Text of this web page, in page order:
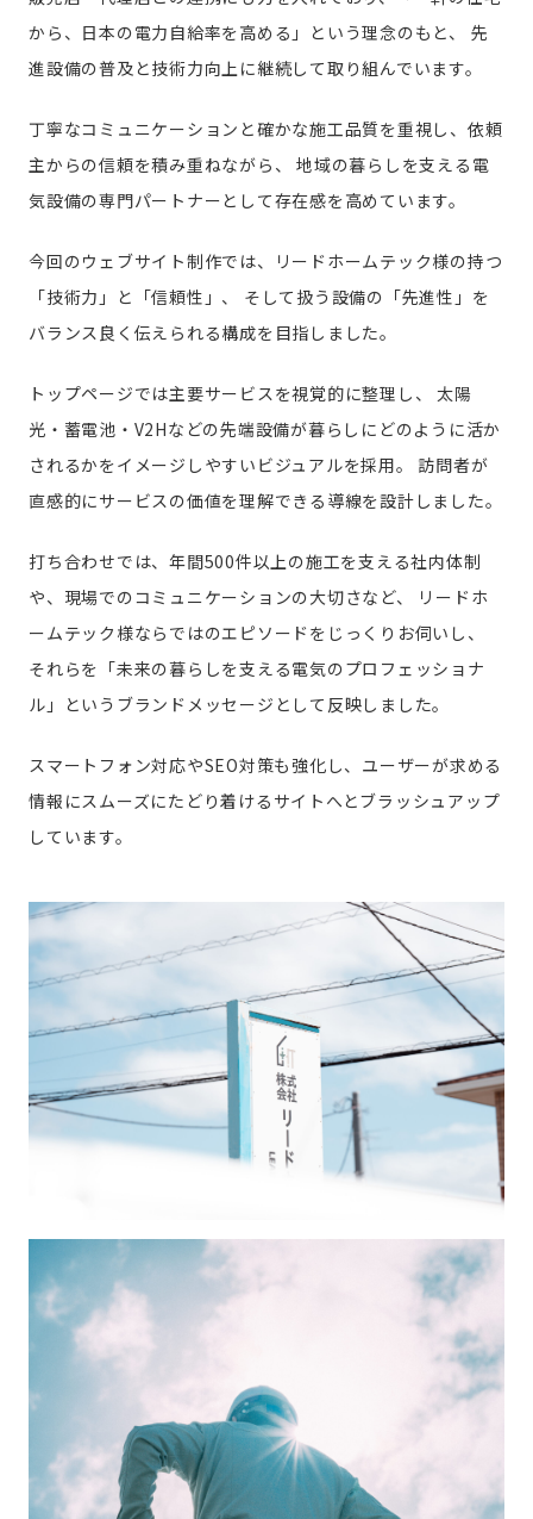
から、日本の電力自給率を高める」という理念のもと、
先
進設備の普及と技術力向上に継続して取り組んでいます。
丁寧なコミュニケーションと確かな施工品質を重視し、依頼
主からの信頼を積み重ねながら、
地域の暮らしを支える電
気設備の専門パートナーとして存在感を高めています。
今回のウェブサイト制作では、リードホームテック様の持つ
「技術力」と「信頼性」、
そして扱う設備の「先進性」を
バランス良く伝えられる構成を目指しました。
トップページでは主要サービスを視覚的に整理し、
太陽
光・蓄電池・V2Hなどの先端設備が暮らしにどのように活か
されるかをイメージしやすいビジュアルを採用。
訪問者が
直感的にサービスの価値を理解できる導線を設計しました。
打ち合わせでは、年間500件以上の施工を支える社内体制
や、現場でのコミュニケーションの大切さなど、
リードホ
ームテック様ならではのエピソードをじっくりお伺いし、
それらを「未来の暮らしを支える電気のプロフェッショナ
ル」というブランドメッセージとして反映しました。
スマートフォン対応やSEO対策も強化し、ユーザーが求める
情報にスムーズにたどり着けるサイトへとブラッシュアップ
しています。